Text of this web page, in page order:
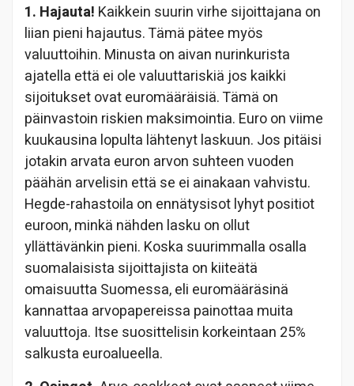
1. Hajauta! Kaikkein suurin virhe sijoittajana on
liian pieni hajautus. Tämä pätee myös
valuuttoihin. Minusta on aivan nurinkurista
ajatella että ei ole valuuttariskiä jos kaikki
sijoitukset ovat euromääräisiä. Tämä on
päinvastoin riskien maksimointia. Euro on viime
kuukausina lopulta lähtenyt laskuun. Jos pitäisi
jotakin arvata euron arvon suhteen vuoden
päähän arvelisin että se ei ainakaan vahvistu.
Hegde-rahastoila on ennätysisot lyhyt positiot
euroon, minkä nähden lasku on ollut
yllättävänkin pieni. Koska suurimmalla osalla
suomalaisista sijoittajista on kiiteätä
omaisuutta Suomessa, eli euromääräsinä
kannattaa arvopapereissa painottaa muita
valuuttoja. Itse suosittelisin korkeintaan 25%
salkusta euroalueella.